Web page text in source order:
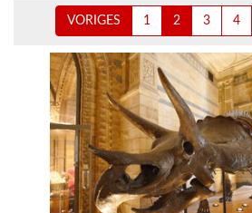
VORIGES 1 2 3 4